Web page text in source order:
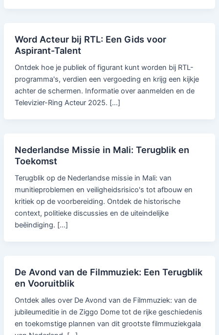
Word Acteur bij RTL: Een Gids voor
Aspirant-Talent
Ontdek hoe je publiek of figurant kunt worden bij RTL-
programma's, verdien een vergoeding en krijg een kijkje
achter de schermen. Informatie over aanmelden en de
Televizier-Ring Acteur 2025. […]
Nederlandse Missie in Mali: Terugblik en
Toekomst
Terugblik op de Nederlandse missie in Mali: van
munitieproblemen en veiligheidsrisico's tot afbouw en
kritiek op de voorbereiding. Ontdek de historische
context, politieke discussies en de uiteindelijke
beëindiging. […]
De Avond van de Filmmuziek: Een Terugblik
en Vooruitblik
Ontdek alles over De Avond van de Filmmuziek: van de
jubileumeditie in de Ziggo Dome tot de rijke geschiedenis
en toekomstige plannen van dit grootste filmmuziekgala